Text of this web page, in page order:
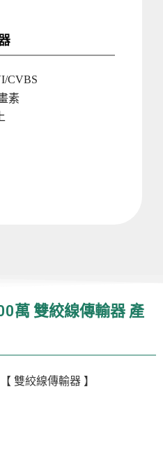
CVBS
素
萬 雙絞線傳輸器 產
【 雙絞線傳輸器 】